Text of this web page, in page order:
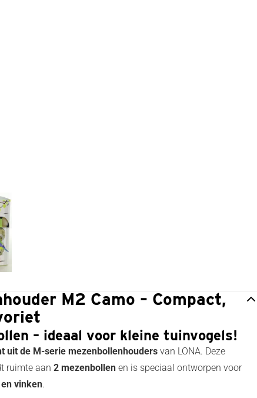
M2 Camo – Compact,
– ideaal voor kleine tuinvogels!
uit de M-serie mezenbollenhouders van LONA. Deze
ruimte aan 2 mezenbollen en is speciaal ontworpen voor
vinken.